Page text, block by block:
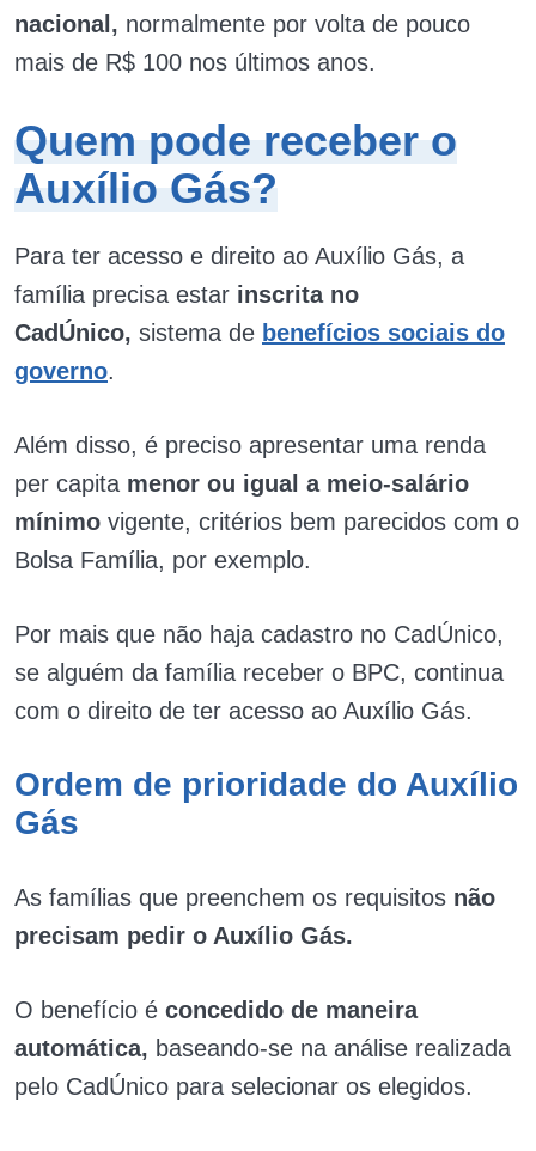
nacional, normalmente por volta de pouco
mais de R$ 100 nos últimos anos.
Quem pode receber o
Auxílio Gás?
Para ter acesso e direito ao Auxílio Gás, a
família precisa estar inscrita no
CadÚnico, sistema de benefícios sociais do
governo.
Além disso, é preciso apresentar uma renda
per capita menor ou igual a meio-salário
mínimo vigente, critérios bem parecidos com o
Bolsa Família, por exemplo.
Por mais que não haja cadastro no CadÚnico,
se alguém da família receber o BPC, continua
com o direito de ter acesso ao Auxílio Gás.
Ordem de prioridade do Auxílio
Gás
As famílias que preenchem os requisitos não
precisam pedir o Auxílio Gás.
O benefício é concedido de maneira
automática, baseando-se na análise realizada
pelo CadÚnico para selecionar os elegidos.